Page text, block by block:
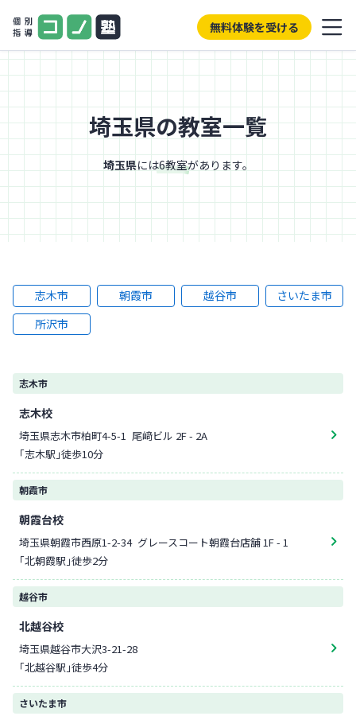
無料体験を受ける
埼玉県の教室一覧
埼玉県には6教室があります。
志木市 朝霞市 越谷市
さいたま市
所沢市
志木市
志木校
埼玉県志木市柏町4-5-1 尾﨑ビル 2F - 2A
「志木駅」徒歩10分
朝霞市
朝霞台校
埼玉県朝霞市西原1-2-34 グレースコート朝霞台店舗 1F - 1
「北朝霞駅」徒歩2分
越谷市
北越谷校
埼玉県越谷市大沢3-21-28
「北越谷駅」徒歩4分
さいたま市